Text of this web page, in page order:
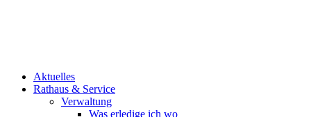
Aktuelles
Rathaus & Service
Verwaltung
Was erledige ich wo